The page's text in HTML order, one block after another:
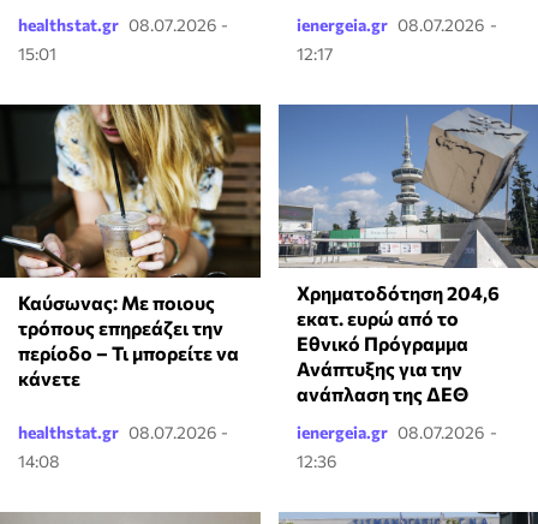
healthstat.gr 08.07.2026 -
15:01
ienergeia.gr 08.07.2026 -
12:17
Καύσωνας: Με ποιους
τρόπους επηρεάζει την
περίοδο – Τι μπορείτε να
κάνετε
healthstat.gr 08.07.2026 -
14:08
Χρηματοδότηση 204,6
εκατ. ευρώ από το
Εθνικό Πρόγραμμα
Ανάπτυξης για την
ανάπλαση της ΔΕΘ
ienergeia.gr 08.07.2026 -
12:36